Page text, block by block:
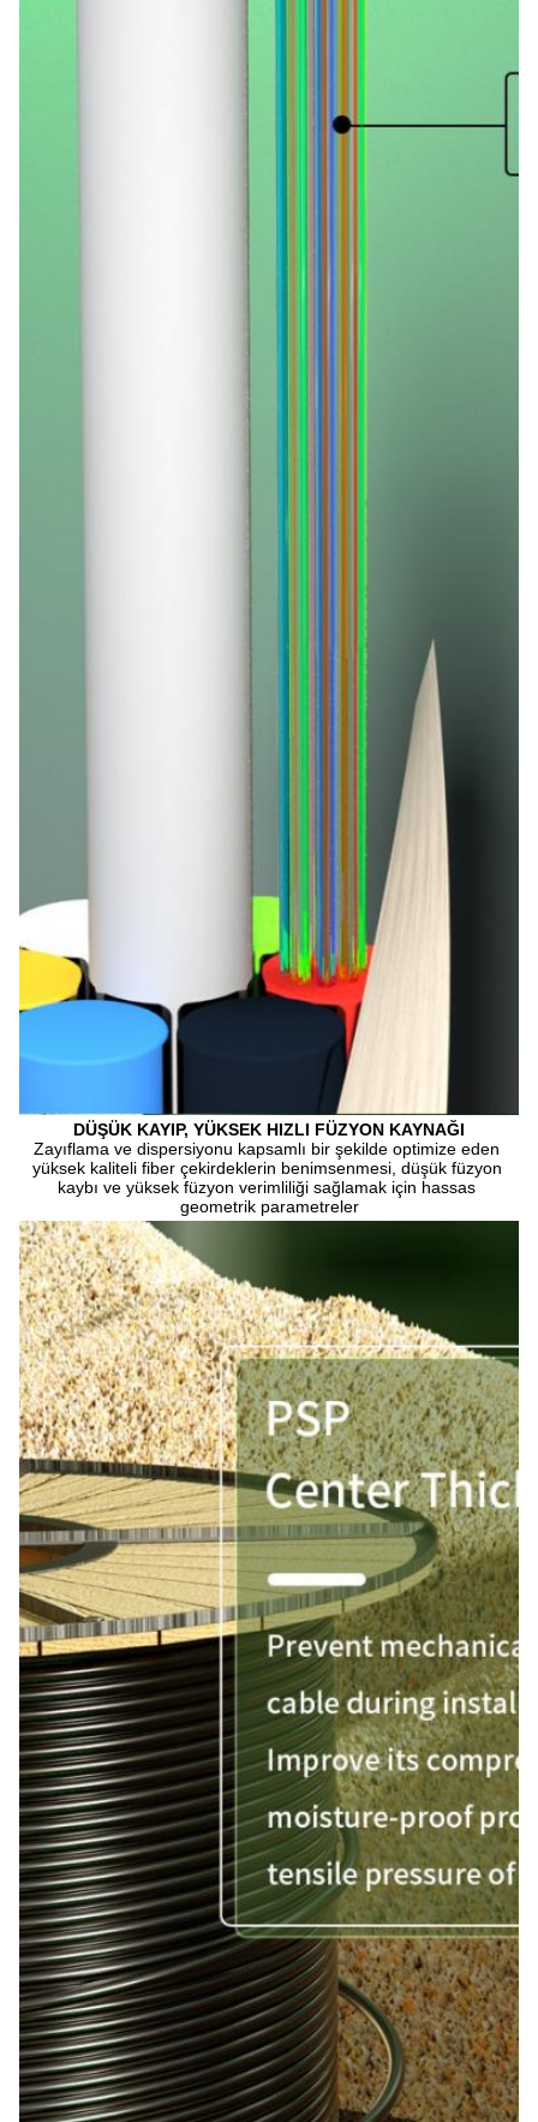
DÜŞÜK KAYIP, YÜKSEK HIZLI FÜZYON KAYNAĞI
Zayıflama ve dispersiyonu kapsamlı bir şekilde optimize eden
yüksek kaliteli fiber çekirdeklerin benimsenmesi, düşük füzyon
kaybı ve yüksek füzyon verimliliği sağlamak için hassas
geometrik parametreler